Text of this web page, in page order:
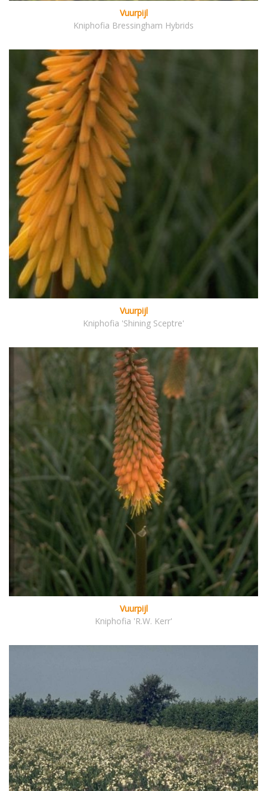
Vuurpijl
Kniphofia Bressingham Hybrids
Vuurpijl
Kniphofia 'Shining Sceptre'
Vuurpijl
Kniphofia 'R.W. Kerr'